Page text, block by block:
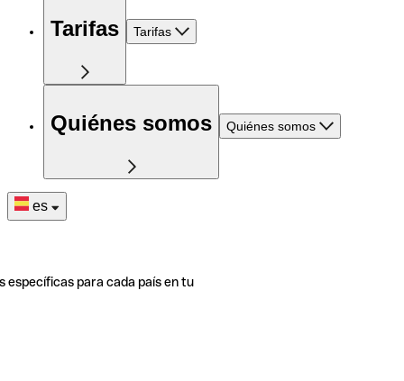
Tarifas Tarifas
Quiénes somos Quiénes somos
es
específicas para cada país en tu